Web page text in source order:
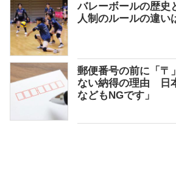
バレーボールの歴
人制のルールの違い
郵便番号の前に「〒
ない納得の理由 日
などもNGです」